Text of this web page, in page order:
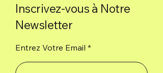
Inscrivez-vous à Notre
Newsletter
Entrez Votre Email